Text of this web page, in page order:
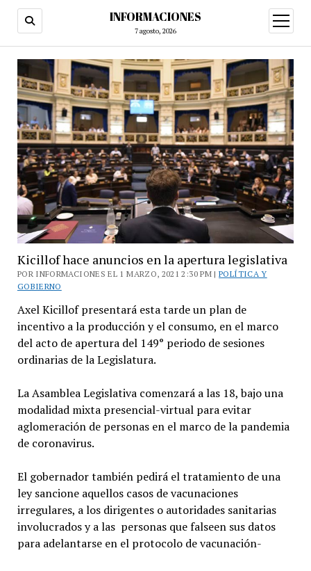
INFORMACIONES
7 agosto, 2026
abrir
menú
Kicillof hace anuncios en la apertura legislativa
POR INFORMACIONES EL 1 MARZO, 2021 2:30 PM |POLÍTICA Y
GOBIERNO
Axel Kicillof presentará esta tarde un plan de
incentivo a la producción y el consumo, en el marco
del acto de apertura del 149° periodo de sesiones
ordinarias de la Legislatura.
La Asamblea Legislativa comenzará a las 18, bajo una
modalidad mixta presencial-virtual para evitar
aglomeración de personas en el marco de la pandemia
de coronavirus.
El gobernador también pedirá el tratamiento de una
ley sancione aquellos casos de vacunaciones
irregulares, a los dirigentes o autoridades sanitarias
involucrados y a las personas que falseen sus datos
para adelantarse en el protocolo de vacunación-